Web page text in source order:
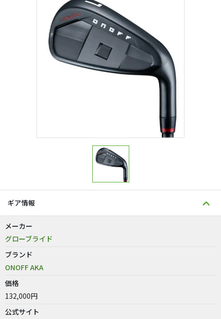
ギア情報
メーカー
グローブライド
ブランド
ONOFF AKA
価格
132,000円
公式サイト